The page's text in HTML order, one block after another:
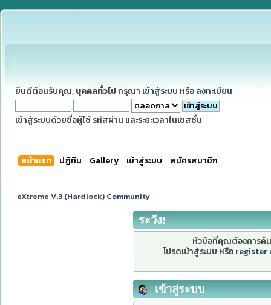
ยินดีต้อนรับคุณ, บุคคลทั่วไปกรุณา เข้าสู่ระบบ หรือ ลงทะเบียน
เข้าสู่ระบบด้วยชื่อผู้ใช้ รหัสผ่าน และระยะเวลาในเซสชั่น
หน้าแรก ปฏิทิน Gallery เข้าสู่ระบบ สมัครสมาชิก
eXtreme V.3 (Hardlock) Community
ระวัง!
หัวข้อที่คุณต้องการค้
โปรดเข้าสู่ระบบ หรือ register
เข้าสู่ระบบ